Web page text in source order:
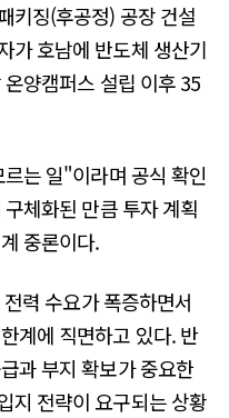
키징(후공정) 공장 건설
가 호남에 반도체 생산기
양캠퍼스 설립 이후 35
는 일"이라며 공식 확인
체화된 만큼 투자 계획
중론이다.
력 수요가 폭증하면서
계에 직면하고 있다. 반
과 부지 확보가 중요한
지 전략이 요구되는 상황